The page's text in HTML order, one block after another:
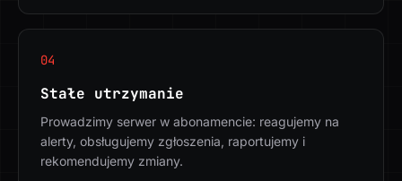
04
Stałe utrzymanie
Prowadzimy serwer w abonamencie: reagujemy na
alerty, obsługujemy zgłoszenia, raportujemy i
rekomendujemy zmiany.